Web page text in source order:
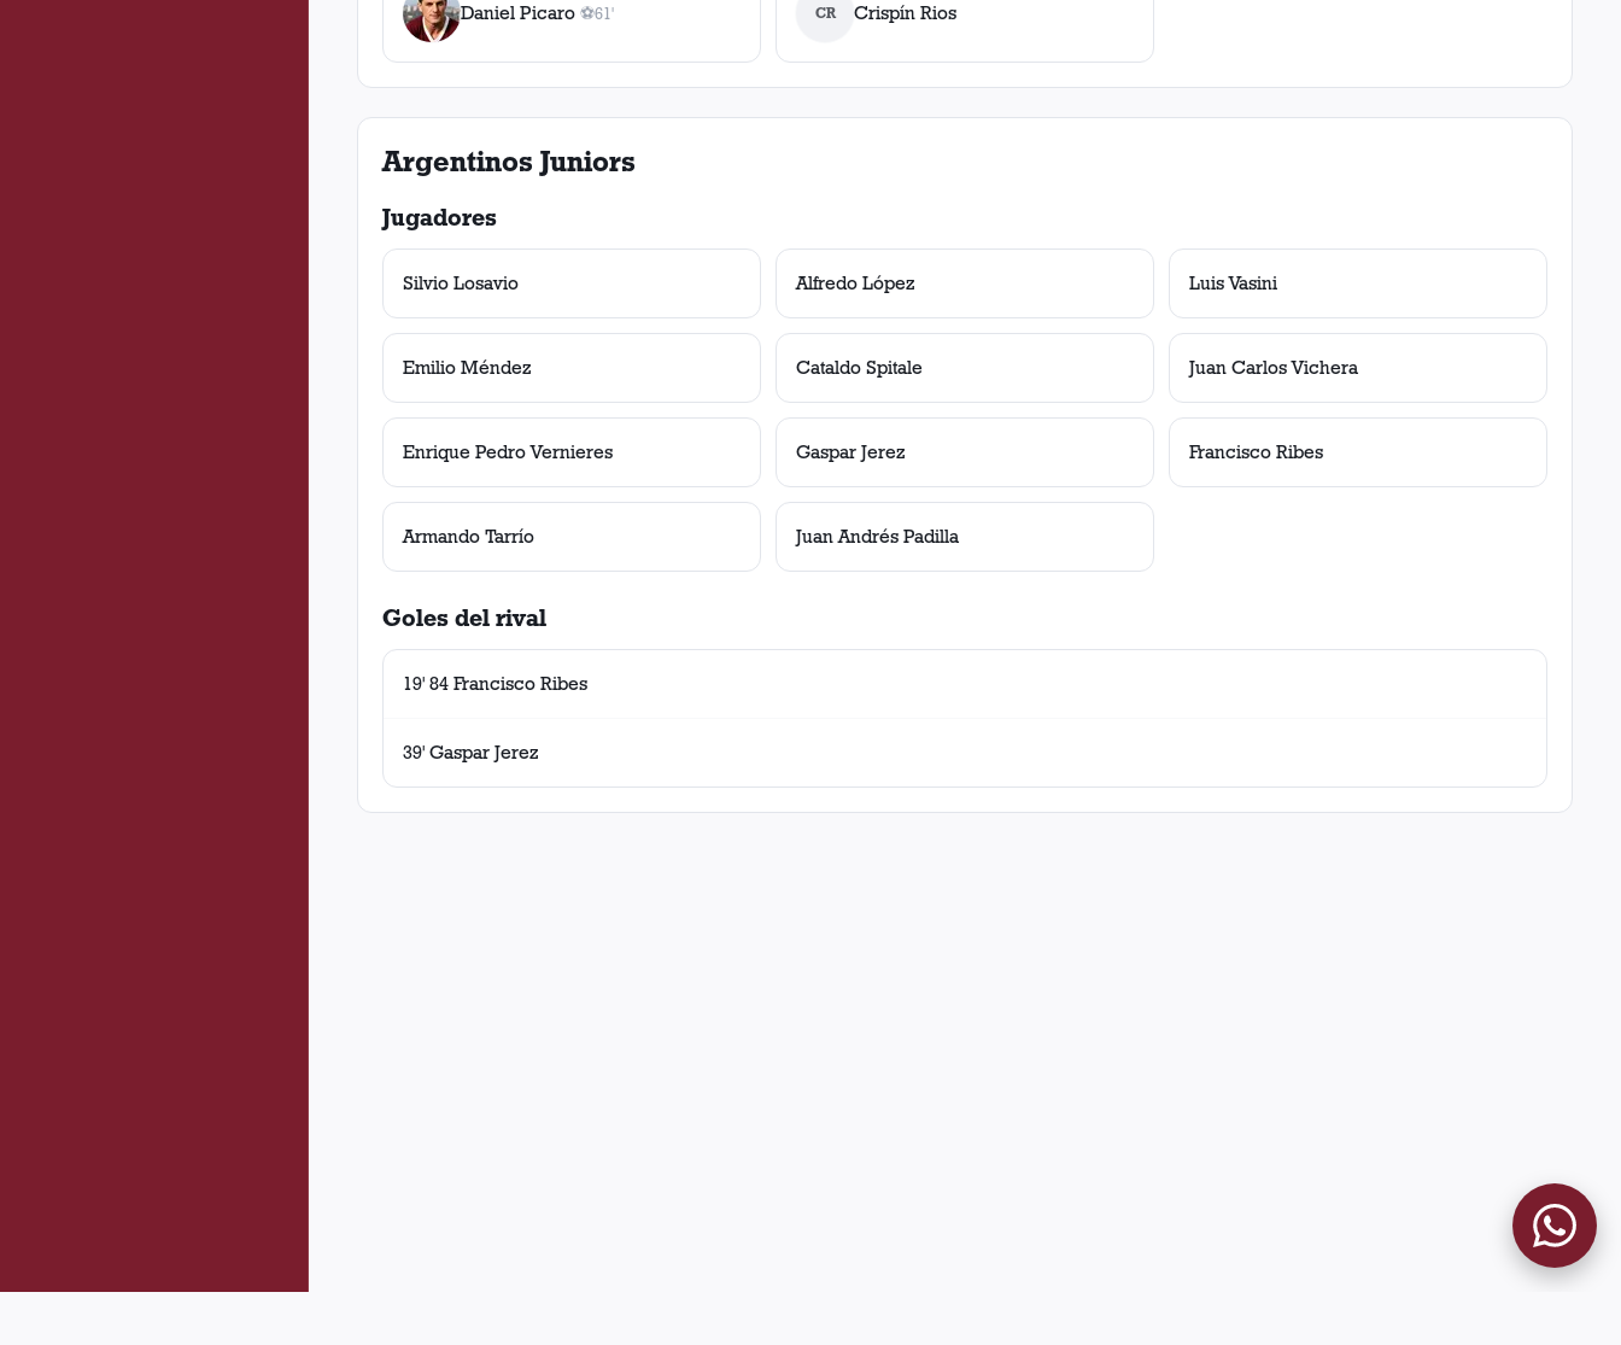
Daniel Picaro ⚽
1gol
61' CR Crispín Rios
Argentinos Juniors
Jugadores
Silvio Losavio Alfredo López Luis Vasini
Emilio Méndez Cataldo Spitale Juan Carlos Vichera
Enrique Pedro Vernieres Gaspar Jerez Francisco Ribes
Armando Tarrío Juan Andrés Padilla
Goles del rival
19' 84 Francisco Ribes
39' Gaspar Jerez